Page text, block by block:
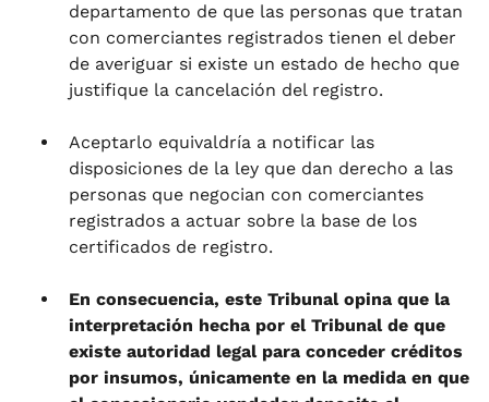
departamento de que las personas que tratan
con comerciantes registrados tienen el deber
de averiguar si existe un estado de hecho que
justifique la cancelación del registro.
Aceptarlo equivaldría a notificar las
disposiciones de la ley que dan derecho a las
personas que negocian con comerciantes
registrados a actuar sobre la base de los
certificados de registro.
En consecuencia, este Tribunal opina que la
interpretación hecha por el Tribunal de que
existe autoridad legal para conceder créditos
por insumos, únicamente en la medida en que